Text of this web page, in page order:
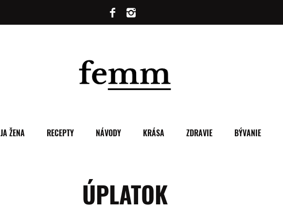
JA ŽENA RECEPTY NÁVODY KRÁSA ZDRAVIE BÝVANIE
ÚPLATOK